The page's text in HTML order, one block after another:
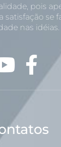
pois
satisfação se
nas idéias.